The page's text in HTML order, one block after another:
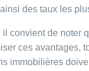
des taux les
il convient de noter
ces avantages,
immobilières